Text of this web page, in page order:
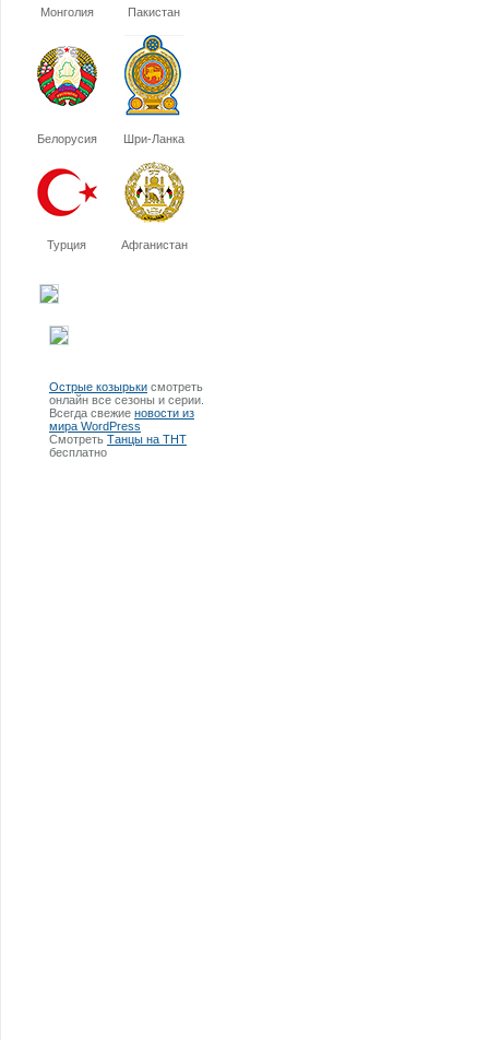
Монголия Пакистан
Белорусия Шри-Ланка
Турция Афганистан
Острые козырьки смотреть
онлайн все сезоны и серии.
Всегда свежие новости из
мира WordPress
Смотреть Танцы на ТНТ
бесплатно